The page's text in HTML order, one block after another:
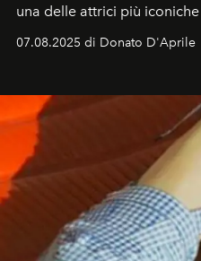
una delle attrici più
07.08.2025 di Donato D'Aprile